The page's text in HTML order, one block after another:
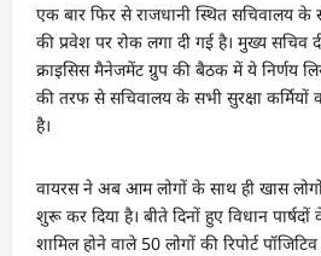
एक बार फिर से राजधानी स्थित सचिवालय
की प्रवेश पर रोक लगा दी गई है। मुख्य सचिव
क्राइसिस मैनेजमेंट ग्रुप की बैठक में ये निर्णय
की तरफ से सचिवालय के सभी सुरक्षा कर्मियों
है।
वायरस ने अब आम लोगों के साथ ही खास
शुरू कर दिया है। बीते दिनों हुए विधान
शामिल होने वाले 50 लोगों की रिपोर्ट